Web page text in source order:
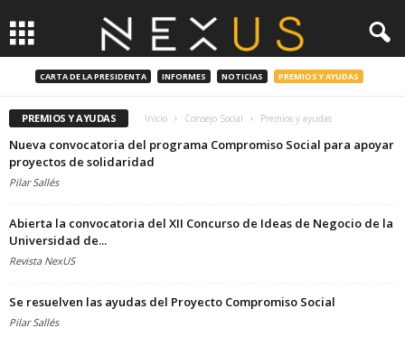
CARTA DE LA PRESIDENTA INFORMES NOTICIAS PREMIOS Y AYUDAS
PREMIOS Y AYUDAS Inicio Consejo Social Premios y ayudas
Nueva convocatoria del programa Compromiso Social para apoyar
proyectos de solidaridad
Pilar Sallés
Abierta la convocatoria del XII Concurso de Ideas de Negocio de la
Universidad de...
Revista NexUS
Se resuelven las ayudas del Proyecto Compromiso Social
Pilar Sallés